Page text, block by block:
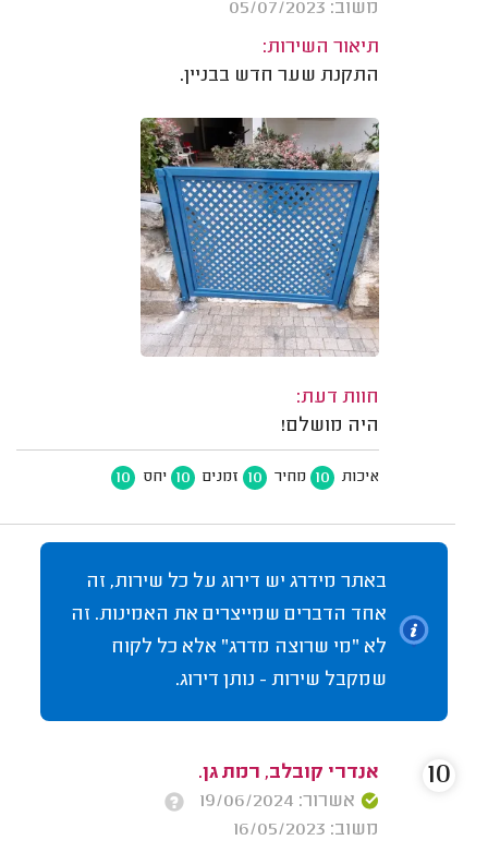
משוב: 05/07/2023
תיאור השירות:
התקנת שער חדש בבניין.
חוות דעת:
היה מושלם!
איכות 10 מחיר 10 זמנים 10 יחס 10
באתר מידרג יש דירוג על כל שירות, זה
אחד הדברים שמייצרים את האמינות. זה
לא "מי שרוצה מדרג" אלא כל לקוח
שמקבל שירות - נותן דירוג.
אנדרי קובלב, רמת גן.
אשרור: 19/06/2024
משוב: 16/05/2023
10